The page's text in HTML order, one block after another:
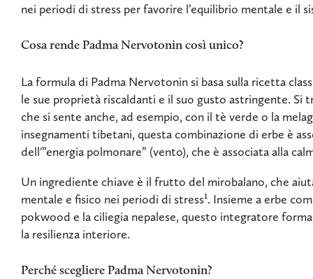
nei periodi di stress per favorire l’equilibrio mentale e il
Cosa rende Padma Nervotonin così unico?
La formula di Padma Nervotonin si basa sulla ricetta
le sue proprietà riscaldanti e il suo gusto astringente. Si
che si sente anche, ad esempio, con il tè verde o la
insegnamenti tibetani, questa combinazione di erbe è
dell'”energia polmonare” (vento), che è associata alla
Un ingrediente chiave è il frutto del mirobalano, che
mentale e fisico nei periodi di stress¹. Insieme a erbe
pokwood e la ciliegia nepalese, questo integratore
la resilienza interiore.
Perché scegliere Padma Nervotonin?